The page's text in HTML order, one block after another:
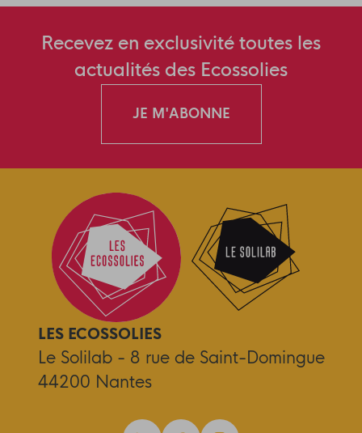
Recevez en exclusivité toutes les
actualités des Ecossolies
JE M'ABONNE
LES ECOSSOLIES
Le Solilab - 8 rue de Saint-Domingue
44200 Nantes